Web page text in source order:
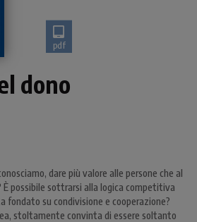
pdf
dono
dare più valore alle persone che al
È possibile sottrarsi alla logica competitiva
fondato su condivisione e cooperazione?
stoltamente convinta di essere soltanto